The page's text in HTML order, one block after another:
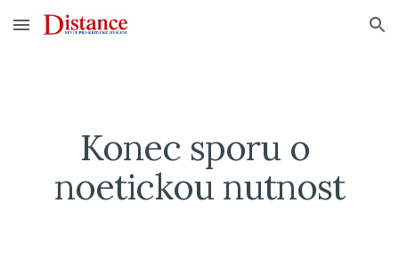
Skip to main content Skip to navigation
Konec sporu o
noetickou nutnost